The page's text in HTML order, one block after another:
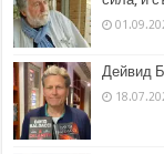
Дейвид